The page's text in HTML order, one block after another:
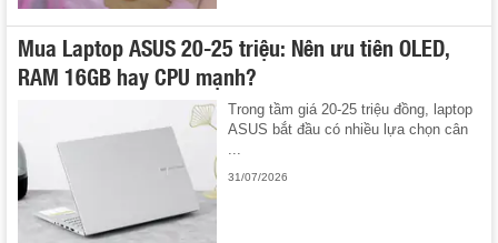
Mua Laptop ASUS 20-25 triệu: Nên ưu tiên OLED,
RAM 16GB hay CPU mạnh?
Trong tầm giá 20-25 triệu đồng, laptop
ASUS bắt đầu có nhiều lựa chọn cân
31/07/2026